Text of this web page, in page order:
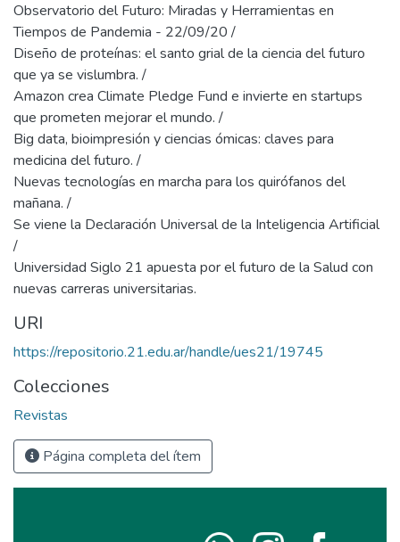
Observatorio del Futuro: Miradas y Herramientas en
Tiempos de Pandemia - 22/09/20 /
Diseño de proteínas: el santo grial de la ciencia del futuro
que ya se vislumbra. /
Amazon crea Climate Pledge Fund e invierte en startups
que prometen mejorar el mundo. /
Big data, bioimpresión y ciencias ómicas: claves para
medicina del futuro. /
Nuevas tecnologías en marcha para los quirófanos del
mañana. /
Se viene la Declaración Universal de la Inteligencia Artificial
/
Universidad Siglo 21 apuesta por el futuro de la Salud con
nuevas carreras universitarias.
URI
https://repositorio.21.edu.ar/handle/ues21/19745
Colecciones
Revistas
Página completa del ítem